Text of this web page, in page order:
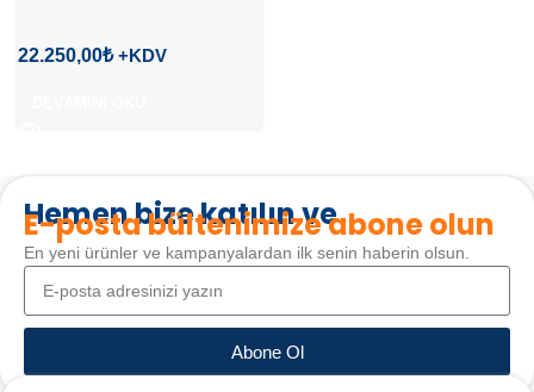
22.250,00₺
Hemen bize katılın ve
E-posta bültenimize abone olun
En yeni ürünler ve kampanyalardan ilk senin haberin olsun.
Abone Ol